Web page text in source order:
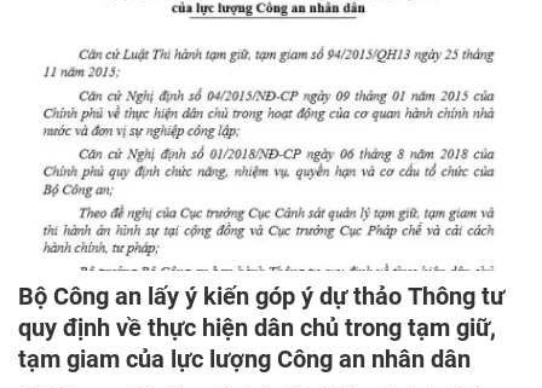
Bộ Công an lấy ý kiến góp ý dự thảo Thông tư
quy định về thực hiện dân chủ trong tạm giữ,
tạm giam của lực lượng Công an nhân dân